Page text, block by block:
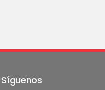
Síguenos